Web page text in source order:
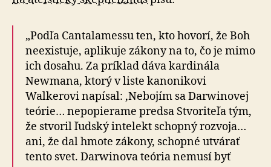
„Podľa Cantalamessu ten, kto hovorí, že Boh
neexistuje, aplikuje zákony na to, čo je mimo
ich dosahu. Za príklad dáva kardinála
Newmana, ktorý v liste kanonikovi
Walkerovi napísal: ‚Nebojím sa Darwinovej
teórie… nepopierame predsa Stvoriteľa tým,
že stvoril ľudský intelekt schopný rozvoja…
ani, že dal hmote zákony, schopné utvárať
tento svet. Darwinova teória nemusí byť